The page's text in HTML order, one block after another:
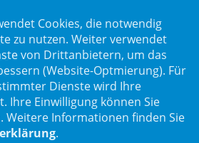
0
9
Cookies, die notwendig
zu nutzen. Weiter verwendet
von Drittanbietern, um das
(Website-Optmierung). Für
Dienste wird Ihre
Ihre Einwilligung können Sie
Weitere Informationen finden Sie
.